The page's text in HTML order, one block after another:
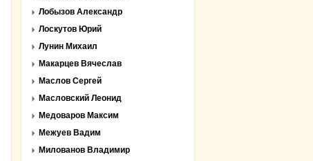
Лобызов Александр
Лоскутов Юрий
Лунин Михаил
Макарцев Вячеслав
Маслов Сергей
Масловский Леонид
Медоваров Максим
Межуев Вадим
Милованов Владимир